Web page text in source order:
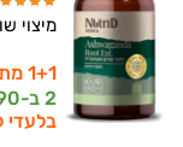
מיצוי
1+1 מתנה
2 ב-
בלעדי